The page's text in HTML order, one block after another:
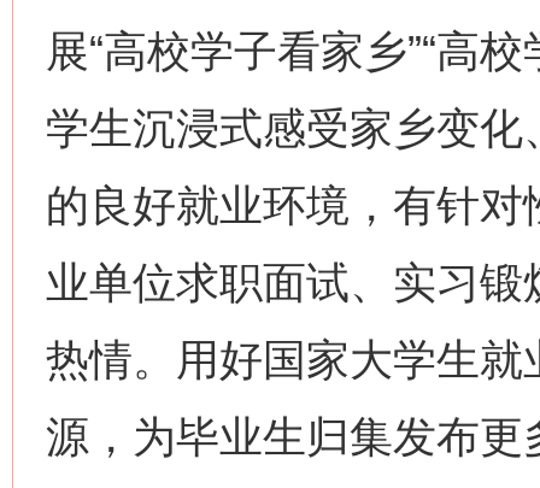
展“高校学子看家乡”“高
学生沉浸式感受家乡变
的良好就业环境，有针
业单位求职面试、实习
热情。用好国家大学生
源，为毕业生归集发布